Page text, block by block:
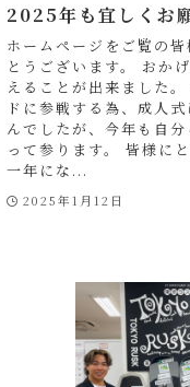
2025年も宜しくお
ホームページをご覧の
とうございます。 おか
えることが出来ました
ドに参戦する為、成人
んでしたが、今年も自
って参ります。 皆様に
一年にな...
2025年1月12日